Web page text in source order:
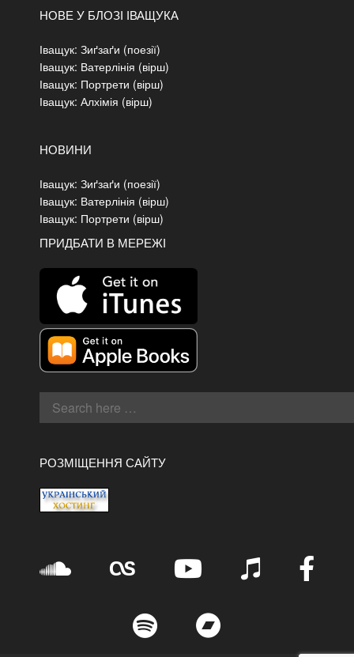
НОВЕ У БЛОЗІ ІВАЩУКА
Іващук: Зиґзаґи (поезії)
Іващук: Ватерлінія (вірш)
Іващук: Портрети (вірш)
Іващук: Алхімія (вірш)
НОВИНИ
Іващук: Зиґзаґи (поезії)
Іващук: Ватерлінія (вірш)
Іващук: Портрети (вірш)
ПРИДБАТИ В МЕРЕЖІ
РОЗМІЩЕННЯ САЙТУ